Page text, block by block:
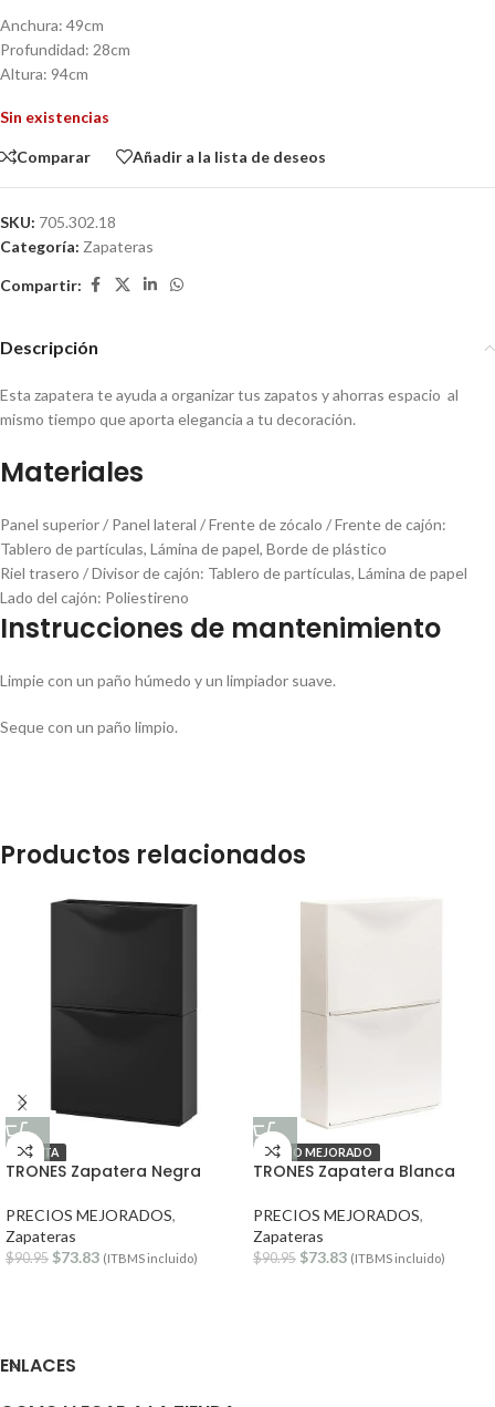
Anchura: 49cm
Profundidad: 28cm
Altura: 94cm
Sin existencias
Comparar Añadir a la lista de deseos
SKU: 705.302.18
Categoría: Zapateras
Compartir:
Descripción
Esta zapatera te ayuda a organizar tus zapatos y ahorras espacio al
mismo tiempo que aporta elegancia a tu decoración.
Materiales
Panel superior / Panel lateral / Frente de zócalo / Frente de cajón:
Tablero de partículas, Lámina de papel, Borde de plástico
Riel trasero / Divisor de cajón: Tablero de partículas, Lámina de papel
Lado del cajón: Poliestireno
Instrucciones de mantenimiento
Limpie con un paño húmedo y un limpiador suave.
Seque con un paño limpio.
Productos relacionados
OFERTA
TRONES Zapatera Negra
PRECIOS MEJORADOS,
Zapateras
$90.95 $73.83 (ITBMS incluido)
PRECIO MEJORADO
TRONES Zapatera Blanca
PRECIOS MEJORADOS,
Zapateras
$90.95 $73.83 (ITBMS incluido)
ENLACES